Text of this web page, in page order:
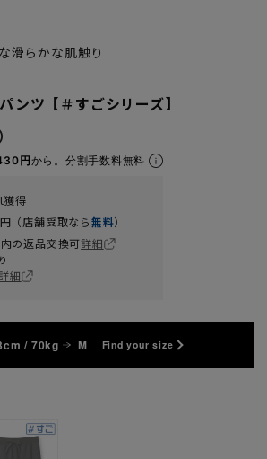
滑らかな肌触り
ンツ【＃すごシリーズ】
円から。分割手数料無料
獲得
円（店舗受取なら無料）
の返品交換可詳細
細
/ 70kg M Find your size